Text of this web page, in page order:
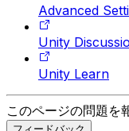
Advanced
Unity
Unity Learn
このページの問題を